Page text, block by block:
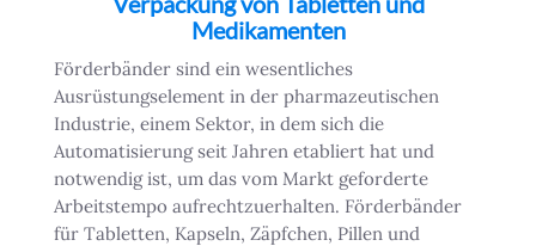
Medikamenten
Förderbänder sind ein wesentliches
Ausrüstungselement in der pharmazeutischen
Industrie, einem Sektor, in dem sich die
Automatisierung seit Jahren etabliert hat und
notwendig ist, um das vom Markt geforderte
Arbeitstempo aufrechtzuerhalten. Förderbänder
für Tabletten, Kapseln, Zäpfchen, Pillen und